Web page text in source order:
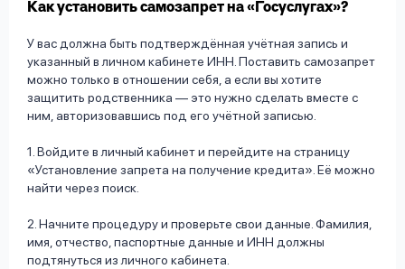
Как установить самозапрет на «Госуслугах»?
У вас должна быть подтверждённая учётная запись и
указанный в личном кабинете ИНН. Поставить самозапрет
можно только в отношении себя, а если вы хотите
защитить родственника — это нужно сделать вместе с
ним, авторизовавшись под его учётной записью.
1. Войдите в личный кабинет и перейдите на страницу
«Установление запрета на получение кредита». Её можно
найти через поиск.
2. Начните процедуру и проверьте свои данные. Фамилия,
имя, отчество, паспортные данные и ИНН должны
подтянуться из личного кабинета.